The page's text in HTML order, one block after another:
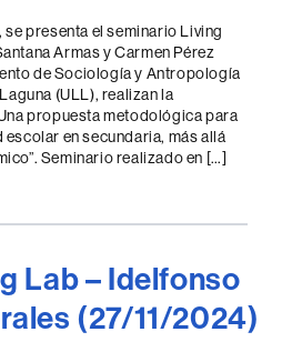
se presenta el seminario Living
Armas y Carmen Pérez
de Sociología y Antropología
(ULL), realizan la
propuesta metodológica para
en secundaria, más allá
Seminario realizado en […]
Lab – Idelfonso
(27/11/2024)